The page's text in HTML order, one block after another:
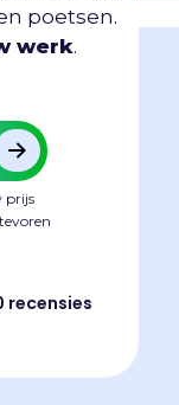
poetsen.
werk.
prijs
recensies